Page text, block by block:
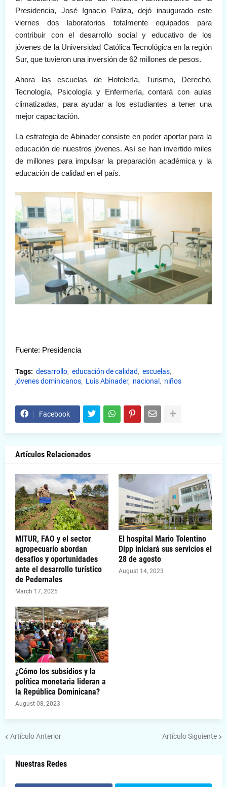
Presidencia, José Ignacio Paliza, dejó inaugurado este
viernesdos laboratorios totalmente equipados para
contribuir con el desarrollo social y educativo de los
jóvenes de la Universidad Católica Tecnológicaen la región
Sur, que tuvieron una inversión de 62 millones de pesos.
Ahora las escuelas de Hotelería, Turismo, Derecho,
Tecnología, Psicología y Enfermería, contará con aulas
climatizadas, para ayudar a los estudiantes a tener una
mejor capacitación.
La estrategia de Abinader consiste en poder aportar para la
educación de nuestros jóvenes. Así se han invertido miles
de millones para impulsar la preparación académica y la
educación de calidad en el país.
Fuente: Presidencia
Tags: desarrollo educación de calidad
escuelas
jóvenes dominicanos
Luis Abinader nacional niños
Facebook
Artículos Relacionados
MITUR, FAO y el sector
agropecuario abordan
desafíos y oportunidades
ante el desarrollo turístico
de Pedernales
March 17, 2025
El hospital Mario Tolentino
Dipp iniciará sus servicios el
28 de agosto
August 14, 2023
¿Cómo los subsidios y la
política monetaria lideran a
la República Dominicana?
August 08, 2023
Artículo Anterior Artículo Siguiente
Nuestras Redes